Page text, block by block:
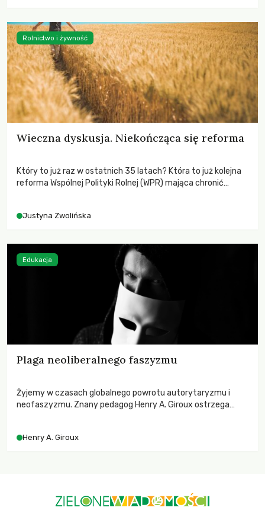
Wieczna dyskusja. Niekończąca się reforma
Który to już raz w ostatnich 35 latach? Która to już kolejna
reforma Wspólnej Polityki Rolnej (WPR) mająca chronić
Justyna Zwolińska
Rolnictwo i żywność
Plaga neoliberalnego faszyzmu
Żyjemy w czasach globalnego powrotu autorytaryzmu i
neofaszyzmu. Znany pedagog Henry A. Giroux ostrzega
wychowają świadomych obywateli?
Henry A. Giroux
Edukacja